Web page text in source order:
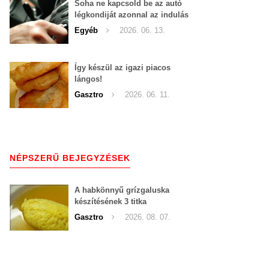
Soha ne kapcsold be az autó
légkondiját azonnal az indulás
után!
Egyéb 2026. 06. 13.
Így készül az igazi piacos
lángos!
Gasztro
2026. 06. 11.
NÉPSZERŰ BEJEGYZÉSEK
A habkönnyű grízgaluska
készítésének 3 titka
Gasztro
2026. 08. 07.